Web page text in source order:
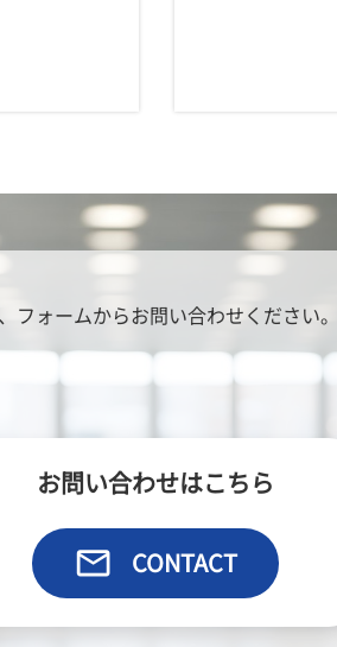
フォームからお問い合わせください。
お問い合わせはこちら
email CONTACT